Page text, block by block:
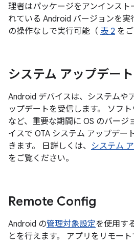
理者はパッケージをアンインスト
れている Android バージョンを
の操作なしで実行可能（ 表 2 を
システム アップデー
Android デバイスは、システムや
ップデートを受信します。 ソフ
など、重要な期間に OS のバージ
イスで OTA システム アップデー
きます。 日詳しくは、 システム
をご覧ください。
Remote Config
Android の管理対象設定を使用す
とを行えます。 アプリをリモー